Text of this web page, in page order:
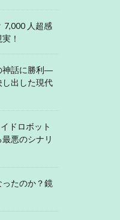
7,000 人超感
！
神話に勝利―
し出した現代
ドロボット
悪のシナリ
たのか？鏡